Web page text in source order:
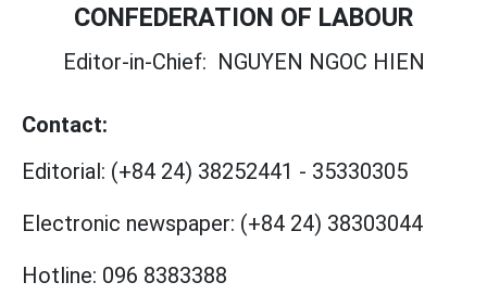
CONFEDERATION OF LABOUR
Editor-in-Chief: NGUYEN NGOC HIEN
Contact:
Editorial: (+84 24) 38252441 - 35330305
Electronic newspaper: (+84 24) 38303044
Hotline: 096 8383388